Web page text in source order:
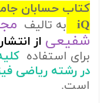
کتاب حسابان
iQ
به تالیف
شفیعی از
برای استفاده
در رشته ریاضی
است.